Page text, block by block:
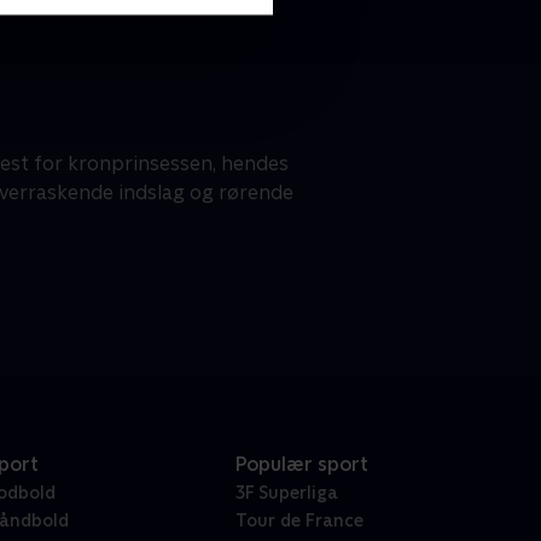
for kronprinsessen, hendes
indslag og rørende
Populær sport
3F Superliga
Tour de France